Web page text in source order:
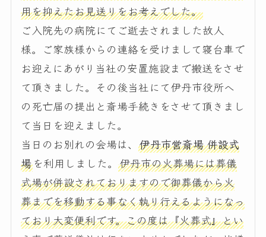
用を抑えたお見送りをお考えでした。
ご入院先の病院にてご逝去されました故人
様。ご家族様からの連絡を受けまして寝台車で
お迎えにあがり当社の安置施設まで搬送をさせ
て頂きました。その後当社にて伊丹市役所へ
の死亡届の提出と斎場手続きをさせて頂きまし
て当日を迎えました。
当日のお別れの会場は、伊丹市営斎場 併設式
場を利用しました。伊丹市の火葬場には葬儀
式場が併設されておりますので御葬儀から火
葬までを移動する事なく執り行えるようになっ
ており大変便利です。この度は『火葬式』とい